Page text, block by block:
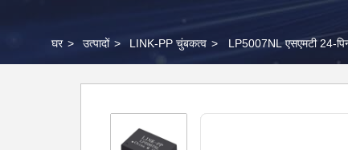
घर > उत्पादों > LINK-PP चुंबकत्व > LP5007NL एसएमटी 24-